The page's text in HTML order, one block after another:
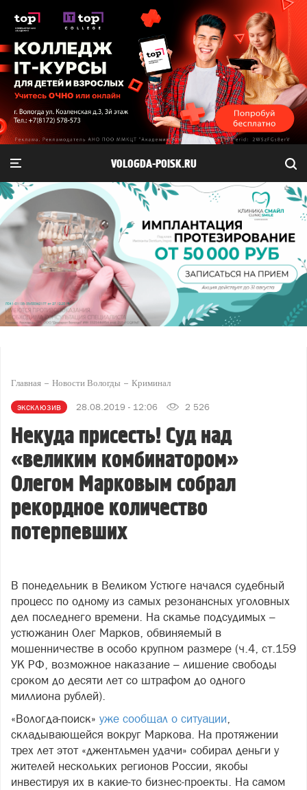
VOLOGDA-POISK.RU
Главная Новости Вологды Криминал
эксклюзив 28.08.2019 - 12:06 2 526
Некуда присесть! Суд над
«великим комбинатором»
Олегом Марковым собрал
рекордное количество
потерпевших
В понедельник в Великом Устюге начался судебный
процесс по одному из самых резонансных уголовных
дел последнего времени. На скамье подсудимых –
устюжанин Олег Марков, обвиняемый в
мошенничестве в особо крупном размере (ч.4, ст.159
УК РФ, возможное наказание – лишение свободы
сроком до десяти лет со штрафом до одного
миллиона рублей).
«Вологда-поиск» уже сообщал о ситуации,
складывающейся вокруг Маркова. На протяжении
трех лет этот «джентльмен удачи» собирал деньги у
жителей нескольких регионов России, якобы
инвестируя их в какие-то бизнес-проекты. На самом